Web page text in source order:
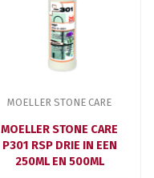
MOELLER STONE CARE
MOELLER STONE CARE
P301 RSP DRIE IN EEN
250ML EN 500ML